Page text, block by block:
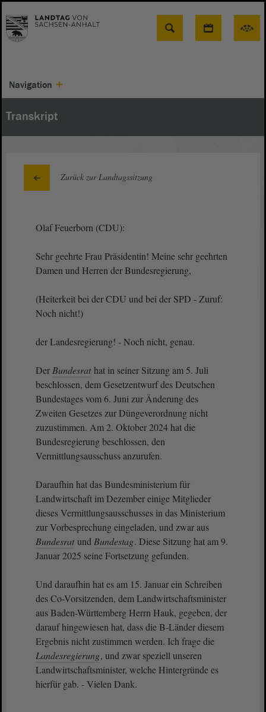
Suche
Navigation
Transkript
Zurück zur Landtagssitzung
Olaf Feuerborn (CDU):
Sehr geehrte Frau Präsidentin! Meine sehr geehrten
Damen und Herren der Bundesregierung,
(Heiterkeit bei der CDU und bei der SPD - Zuruf:
Noch nicht!)
der Landesregierung! - Noch nicht, genau.
Der Bundesrat hat in seiner Sitzung am 5. Juli
beschlossen, dem Gesetzentwurf des Deutschen
Bundestages vom 6. Juni zur Änderung des
Zweiten Gesetzes zur Düngeverordnung nicht
zuzustimmen. Am 2. Oktober 2024 hat die
Bundesregierung beschlossen, den
Vermittlungsausschuss anzurufen.
Daraufhin hat das Bundesministerium für
Landwirtschaft im Dezember einige Mitglieder
dieses Vermittlungsausschusses in das Ministerium
zur Vorbesprechung eingeladen, und zwar aus
Bundesrat und Bundestag. Diese Sitzung hat am 9.
Januar 2025 seine Fortsetzung gefunden.
Und daraufhin hat es am 15. Januar ein Schreiben
des Co-Vorsitzenden, dem Landwirtschaftsminister
aus Baden-Württemberg Herrn Hauk, gegeben, der
darauf hingewiesen hat, dass die B-Länder diesem
Ergebnis nicht zustimmen werden. Ich frage die
Landesregierung, und zwar speziell unseren
Landwirtschaftsminister, welche Hintergründe es
hierfür gab. - Vielen Dank.